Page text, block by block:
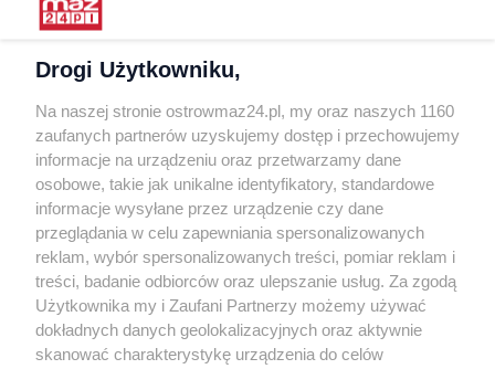
Warunki korzystania
Kontakt
INFORMATOR
Bankomaty
Msze święte
Nocna pomoc lekarska
Taxi
REKLAMA
Banery i artykuły
Drogi Użytkowniku,
Na naszej stronie ostrowmaz24.pl, my oraz naszych 1160
zaufanych partnerów uzyskujemy dostęp i przechowujemy
informacje na urządzeniu oraz przetwarzamy dane
osobowe, takie jak unikalne identyfikatory, standardowe
informacje wysyłane przez urządzenie czy dane
przeglądania w celu zapewniania spersonalizowanych
reklam, wybór spersonalizowanych treści, pomiar reklam i
treści, badanie odbiorców oraz ulepszanie usług. Za zgodą
Użytkownika my i Zaufani Partnerzy możemy używać
dokładnych danych geolokalizacyjnych oraz aktywnie
skanować charakterystykę urządzenia do celów